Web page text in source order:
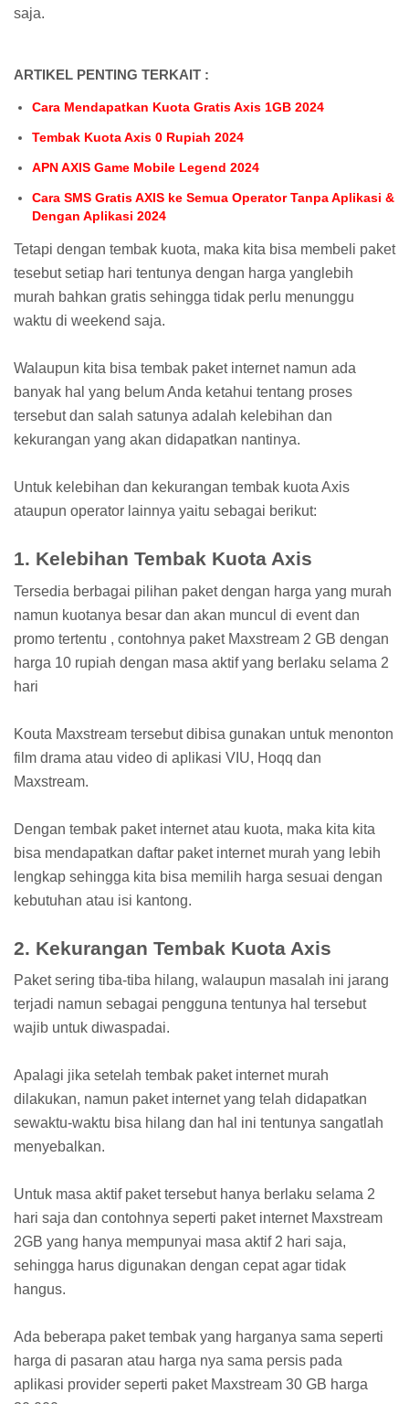
saja.
ARTIKEL PENTING TERKAIT :
Cara Mendapatkan Kuota Gratis Axis 1GB 2024
Tembak Kuota Axis 0 Rupiah 2024
APN AXIS Game Mobile Legend 2024
Cara SMS Gratis AXIS ke Semua Operator Tanpa Aplikasi &
Dengan Aplikasi 2024
Tetapi dengan tembak kuota, maka kita bisa membeli paket
tesebut setiap hari tentunya dengan harga yanglebih
murah bahkan gratis sehingga tidak perlu menunggu
waktu di weekend saja.
Walaupun kita bisa tembak paket internet namun ada
banyak hal yang belum Anda ketahui tentang proses
tersebut dan salah satunya adalah kelebihan dan
kekurangan yang akan didapatkan nantinya.
Untuk kelebihan dan kekurangan tembak kuota Axis
ataupun operator lainnya yaitu sebagai berikut:
1. Kelebihan Tembak Kuota Axis
Tersedia berbagai pilihan paket dengan harga yang murah
namun kuotanya besar dan akan muncul di event dan
promo tertentu , contohnya paket Maxstream 2 GB dengan
harga 10 rupiah dengan masa aktif yang berlaku selama 2
hari
Kouta Maxstream tersebut dibisa gunakan untuk menonton
film drama atau video di aplikasi VIU, Hoqq dan
Maxstream.
Dengan tembak paket internet atau kuota, maka kita kita
bisa mendapatkan daftar paket internet murah yang lebih
lengkap sehingga kita bisa memilih harga sesuai dengan
kebutuhan atau isi kantong.
2. Kekurangan Tembak Kuota Axis
Paket sering tiba-tiba hilang, walaupun masalah ini jarang
terjadi namun sebagai pengguna tentunya hal tersebut
wajib untuk diwaspadai.
Apalagi jika setelah tembak paket internet murah
dilakukan, namun paket internet yang telah didapatkan
sewaktu-waktu bisa hilang dan hal ini tentunya sangatlah
menyebalkan.
Untuk masa aktif paket tersebut hanya berlaku selama 2
hari saja dan contohnya seperti paket internet Maxstream
2GB yang hanya mempunyai masa aktif 2 hari saja,
sehingga harus digunakan dengan cepat agar tidak
hangus.
Ada beberapa paket tembak yang harganya sama seperti
harga di pasaran atau harga nya sama persis pada
aplikasi provider seperti paket Maxstream 30 GB harga